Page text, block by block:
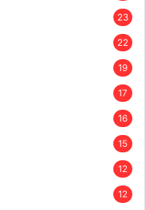
23
22
19
17
16
15
12
12